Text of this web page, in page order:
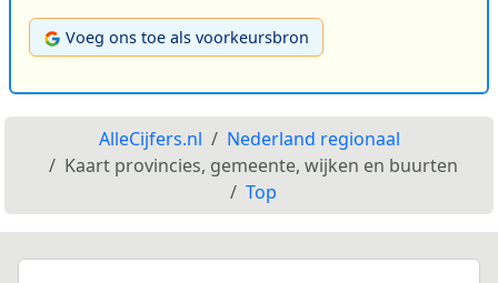
Voeg ons toe als voorkeursbron
AlleCijfers.nl
Nederland regionaal
Kaart provincies, gemeente, wijken en buurten
Top